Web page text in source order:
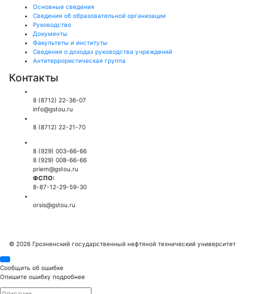
Основные сведения
Сведения об образовательной организации
Руководство
Документы
Факультеты и институты
Сведения о доходах руководства учреждений
Антитеррористическая группа
Контакты
8 (8712) 22-36-07
info@gstou.ru
8 (8712) 22-21-70
8 (929) 003-66-66
8 (929) 008-66-66
priem@gstou.ru
ФСПО:
8-87-12-29-59-30
orsis@gstou.ru
© 2026 Грозненский государственный нефтяной технический университет
Сообщить об ошибке
Опишите ошибку подробнее